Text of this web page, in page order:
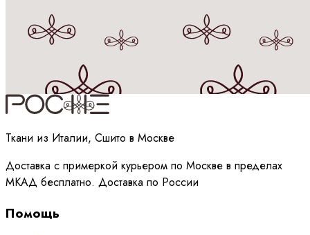
Принимаюполитикуобработки данных
Ткани из Италии, Сшито в Москве
Доставка с примеркой курьером по Москве в пределах
МКАД бесплатно. Доставка по России
Помощь